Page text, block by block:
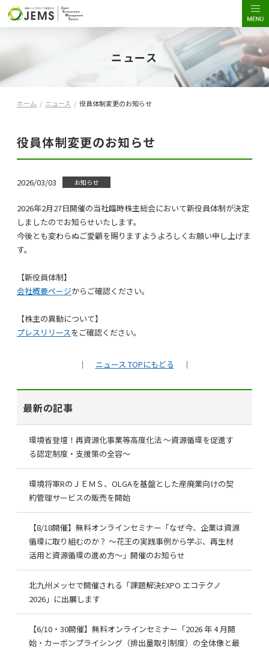
ニュース
ホーム / ニュース / 役員体制変更のお知らせ
役員体制変更のお知らせ
2026/03/03 お知らせ
2026年2月27日開催の当社臨時株主総会において新役員体制が決定
しましたのでお知らせいたします。
今後とも変わらぬご愛顧を賜りますようよろしくお願い申し上げま
す。
【新役員体制】
会社概要ページからご確認ください。
【株主の異動について】
プレスリリースをご確認ください。
｜ ニュース TOPにもどる ｜
最新の記事
環境省登壇！再資源化事業等高度化法 ～資源循環を促進す
る認定制度・支援策の全容～
環境将軍RのＪＥＭＳ、OLGAを基盤とした産廃業向けの契
約管理サービスの販売を開始
【8/18開催】無料オンラインセミナー「なぜ今、企業は資源
循環に取り組むのか？ ～花王の実践事例から学ぶ、再生材
活用と資源循環の進め方～」開催のお知らせ
北九州メッセで開催される「課題解決EXPO エコテクノ
2026」に出展します
【6/10・30開催】無料オンラインセミナー「2026 年 4 月開
始・カーボンプライシング（排出量取引制度）の全体像と最